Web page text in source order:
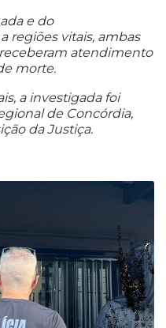
e do
regiões vitais, ambas
atendimento
morte.
a investigada foi
de Concórdia,
da Justiça.